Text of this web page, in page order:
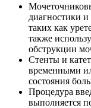
диагностики
таких как
также
обструкции
Стенты и
временными
состояния
Процедура
выполняется